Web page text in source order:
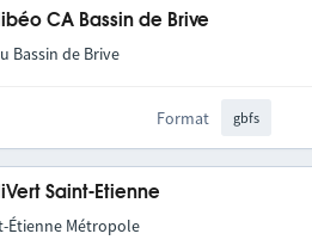
CA Bassin de Brive
Bassin de Brive
Format gbfs
Saint-Etienne
Étienne Métropole